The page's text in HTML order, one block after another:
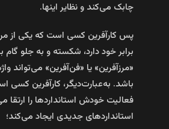
چابک می‌کند و نظایر ‌اینها.
پس کارآفرین کسی است که یکی از
برابر خود دارد، شکسته و به جلو گام
«مرزآفرین» یا «فن‌آفرین» می‌تواند
باشد. به‌عبارت‌دیگر، کارآفرین کسی
فعالیت خودش استاندارد‌ها را ارتقا
استانداردهای جدیدی ایجاد می‌کند؛